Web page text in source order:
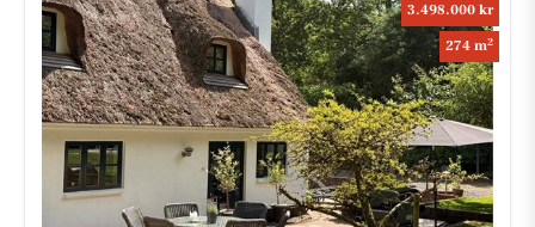
3.498.000 kr
274 m2